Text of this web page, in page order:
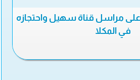
على مراسل قناة سهيل واحتجازه
في المكلا